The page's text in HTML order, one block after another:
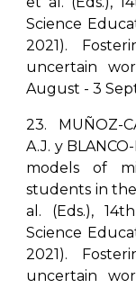
Science
2021).
uncertain
August - 3
23. MUÑOZ-
A.J. y
models of
students in
al. (Eds.),
Science
2021).
uncertain